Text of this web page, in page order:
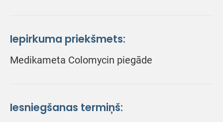
Iepirkuma priekšmets:
Medikameta Colomycin piegāde
Iesniegšanas termiņš: